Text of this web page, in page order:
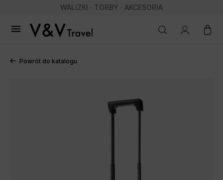
WALIZKI · TORBY · AKCESORIA

Powrót do katalogu